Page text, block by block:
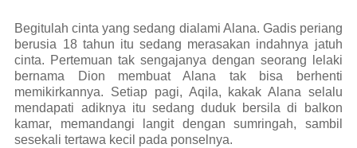
Begitulah cinta yang sedang dialami Alana. Gadis periang
berusia 18 tahun itu sedang merasakan indahnya jatuh
cinta. Pertemuan tak sengajanya dengan seorang lelaki
bernama Dion membuat Alana tak bisa berhenti
memikirkannya. Setiap pagi, Aqila, kakak Alana selalu
mendapati adiknya itu sedang duduk bersila di balkon
kamar, memandangi langit dengan sumringah, sambil
sesekali tertawa kecil pada ponselnya.